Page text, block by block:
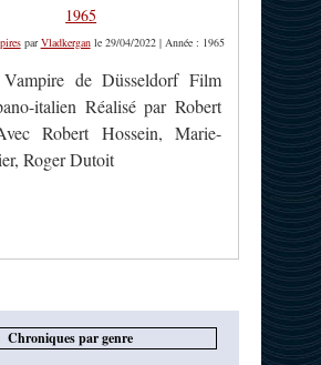
1965
parVladkerganle 29/04/2022 | Année : 1965
de Düsseldorf Film
italien Réalisé par Robert
Robert Hossein, Marie-
Roger Dutoit
Chroniques par genre